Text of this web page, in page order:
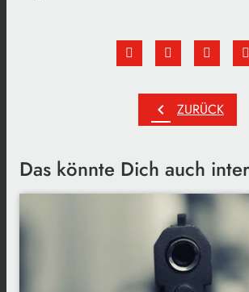
chevron_left ZURÜCK
Das könnte Dich auch